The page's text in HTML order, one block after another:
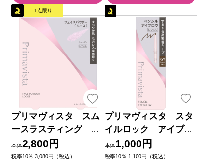
1点限り
プリマヴィスタ スム
ースラスティング ル
ースパウダー レフィ
ル １２．５ｇ 花王ソ
本体2,800円
税率10％ 3,080円（税込）
プリマヴィスタ スタ
イルロック アイブロ
ウ ペンシル ＧＹ
０．１８ｇ 花王ソフィ
本体1,000円
税率10％ 1,100円（税込）